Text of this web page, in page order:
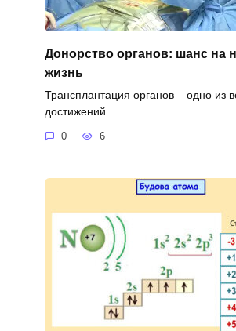
Донорство органов: шанс на
жизнь
Трансплантация органов – одно из
достижений
0 6